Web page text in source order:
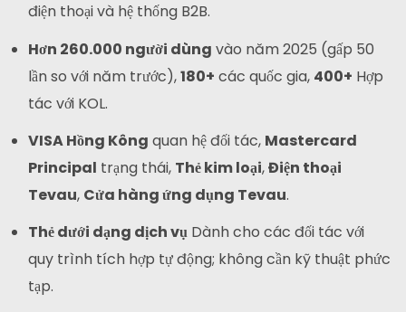
điện thoại và hệ thống B2B.
Hơn 260.000 người dùng vào năm 2025 (gấp 50
lần so với năm trước),180+ các quốc gia, 400+ Hợp
tác với KOL.
VISA Hồng Kông quan hệ đối tác, Mastercard
Principal trạng thái, Thẻ kim loại,Điện thoại
Tevau, Cửa hàng ứng dụng Tevau.
Thẻ dưới dạng dịch vụ Dành cho các đối tác với
quy trình tích hợp tự động; không cần kỹ thuật phức
tạp.